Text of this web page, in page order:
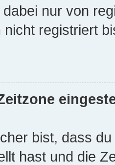
nur von
nicht registriert
bist, dass
hast und die